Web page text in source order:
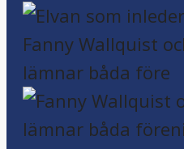
Fanny Wallquist
lämnar båda före